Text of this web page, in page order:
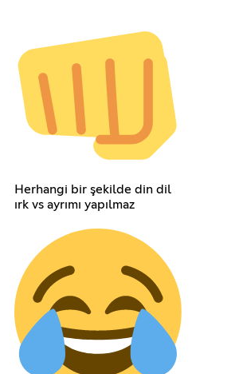
Herhangi bir şekilde din dil
ırk vs ayrımı yapılmaz